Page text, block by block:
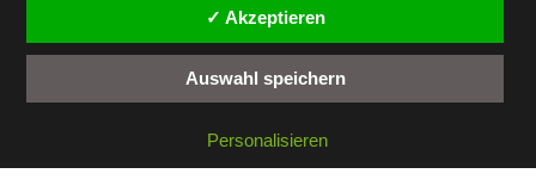
FACEBOOK PINTEREST
EMAIL
INSTAGRAM
© cookiteasy.at by Simone Kemptner | powered byECKER Digital IT Solutions
✓ Akzeptieren
Auswahl speichern
Personalisieren